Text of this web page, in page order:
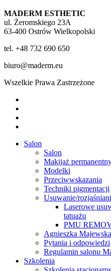
MADERM ESTHETIC
ul. Żeromskiego 23A
63-400 Ostrów Wielkopolski
tel. +48 732 690 650
biuro@maderm.eu
Wszelkie Prawa Zastrzeżone
Close
Salon
Salon
Makijaż
Modelki
Przeciwwskazania
Techniki pigmentacji
Usuwanie/
Laserowe
tatuażu
PMU
Agnieszka Majewska
Pytania i odpowiedzi
Regulamin salonu
Szkolenia